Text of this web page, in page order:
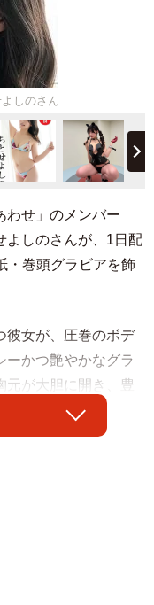
しのさん
わせ」のメンバー
よしのさんが、1日配
・巻頭グラビアを飾
彼女が、圧巻のボデ
ーかつ艶やかなグラ
元が大胆に開き、豊
メッシュランジェ
ヒールを合わせ、